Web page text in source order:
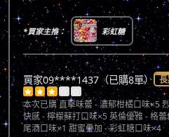
*買家主推： 彩虹糖
買家09****1437（已購8單）
    
本次已購直擊味蕾 - 濃郁柑橘口味×5
快感 - 檸檬蘇打口味×5 英倫優雅 - 格
尾酒口味×1 甜蜜疊加 - 彩虹糖口味×4